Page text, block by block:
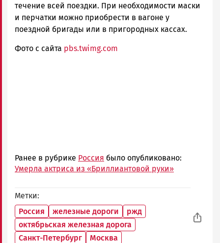
течение всей поездки. При необходимости маски
и перчатки можно приобрести в вагоне у
поездной бригады или в пригородных кассах.
Фото с сайта pbs.twimg.com
Ранее в рубрике Россия было опубликовано:
Умерла актриса из «Бриллиантовой руки»
Метки
Россия
железные дороги
ржд
октябрьская железная дорога
Санкт-Петербург
Москва